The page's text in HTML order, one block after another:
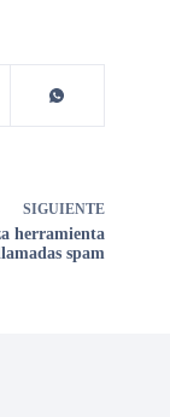
SIGUIENTE
herramienta
spam